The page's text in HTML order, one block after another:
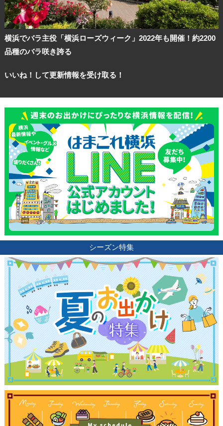
横浜でバラ主役「横浜ローズウィーク」2022年も開催！約2200
品種のバラ咲き誇る
いいね！して更新情報を受け取る！
シーズン特集
観光ガイド
ランキング
ブログ記事
サイトについて